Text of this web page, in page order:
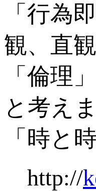
「行為
観、直
「倫理
と考え
「時と
http://